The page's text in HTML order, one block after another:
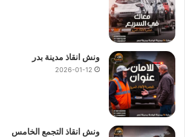
ونش انقاذ مدينة بدر
2026-01-12
ونش انقاذ التجمع الخامس